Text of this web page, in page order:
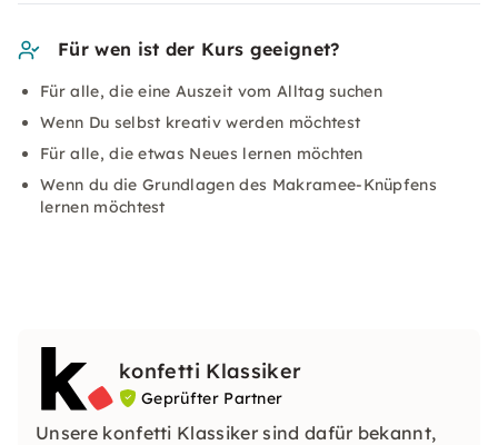
Für wen ist der Kurs geeignet?
Für alle, die eine Auszeit vom Alltag suchen
Wenn Du selbst kreativ werden möchtest
Für alle, die etwas Neues lernen möchten
Wenn du die Grundlagen des Makramee-Knüpfens
lernen möchtest
konfetti Klassiker
Geprüfter Partner
Unsere konfetti Klassiker sind dafür bekannt,